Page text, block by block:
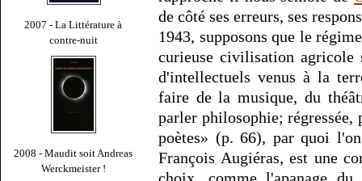
2007 - La Littérature à
contre-nuit
2008 - Maudit soit Andreas
Werckmeister !
de côté ses erreurs, ses
1943, supposons que le
curieuse civilisation agricole
d'intellectuels venus à la
faire de la musique, du
parler philosophie;
poètes» (p. 66), par quoi
François Augiéras, est une